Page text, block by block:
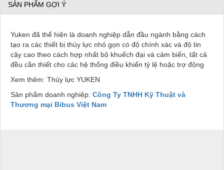
SẢN PHẨM GỢI Ý
Yuken đã thể hiện là doanh nghiệp dẫn đầu ngành bằng cách
tạo ra các thiết bị thủy lực nhỏ gọn có độ chính xác và độ tin
cậy cao theo cách hợp nhất bộ khuếch đại và cảm biến, tất cả
đều cần thiết cho các hệ thống điều khiển tỷ lệ hoặc trợ động
Xem thêm: Thủy lực YUKEN
Sản phẩm doanh nghiệp: Công Ty TNHH Kỹ Thuật và
Thương mại Bibus Việt Nam